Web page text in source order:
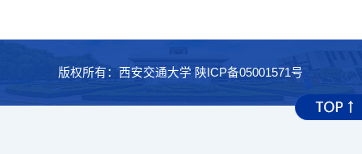
版权所有：西安交通大学 陕ICP备05001571号